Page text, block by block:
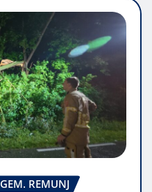
GEM. REMUNJ